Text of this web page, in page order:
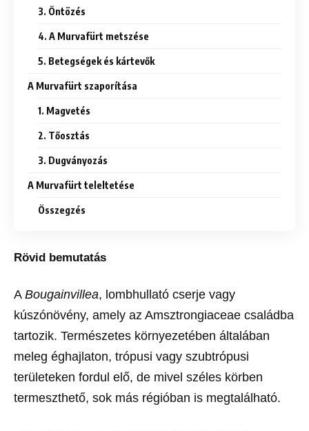
3. Öntözés
4. A Murvafürt metszése
5. Betegségek és kártevők
A Murvafürt szaporítása
1. Magvetés
2. Tőosztás
3. Dugványozás
A Murvafürt teleltetése
Összegzés
Rövid bemutatás
A Bougainvillea, lombhullató cserje vagy
kúszónövény, amely az Amsztrongiaceae családba
tartozik. Természetes környezetében általában
meleg éghajlaton, trópusi vagy szubtrópusi
területeken fordul elő, de mivel széles körben
termeszthető, sok más régióban is megtalálható.